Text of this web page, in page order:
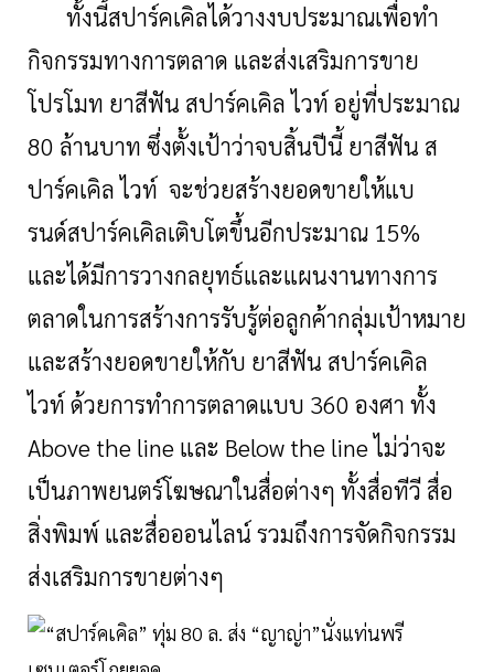
ทั้งนี้สปาร์คเคิลได้วางงบประมาณเพื่อทำ
กิจกรรมทางการตลาด และส่งเสริมการขาย
โปรโมท ยาสีฟัน สปาร์คเคิล ไวท์ อยู่ที่ประมาณ
80 ล้านบาท ซึ่งตั้งเป้าว่าจบสิ้นปีนี้ ยาสีฟัน ส
ปาร์คเคิล ไวท์ จะช่วยสร้างยอดขายให้แบ
รนด์สปาร์คเคิลเติบโตขึ้นอีกประมาณ 15%
และได้มีการวางกลยุทธ์และแผนงานทางการ
ตลาดในการสร้างการรับรู้ต่อลูกค้ากลุ่มเป้าหมาย
และสร้างยอดขายให้กับ ยาสีฟัน สปาร์คเคิล
ไวท์ ด้วยการทำการตลาดแบบ 360 องศา ทั้ง
Above the line และ Below the line ไม่ว่าจะ
เป็นภาพยนตร์โฆษณาในสื่อต่างๆ ทั้งสื่อทีวี สื่อ
สิ่งพิมพ์ และสื่อออนไลน์ รวมถึงการจัดกิจกรรม
ส่งเสริมการขายต่างๆ